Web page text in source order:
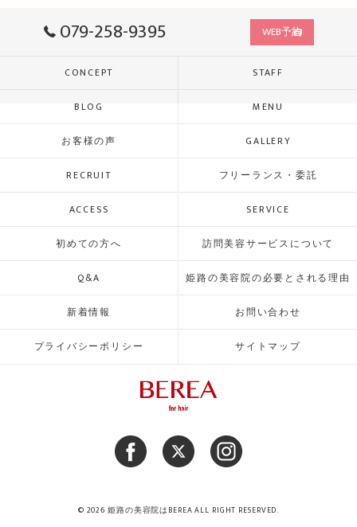
079-258-9395 WEB予約
CONCEPT STAFF
BLOG MENU
お客様の声 GALLERY
RECRUIT フリーランス・委託
ACCESS SERVICE
初めての方へ 訪問美容サービスについて
Q&A 姫路の美容院の必要とされる理由
新着情報 お問い合わせ
プライバシーポリシー サイトマップ
© 2026 姫路の美容院はBEREA ALL RIGHT RESERVED.